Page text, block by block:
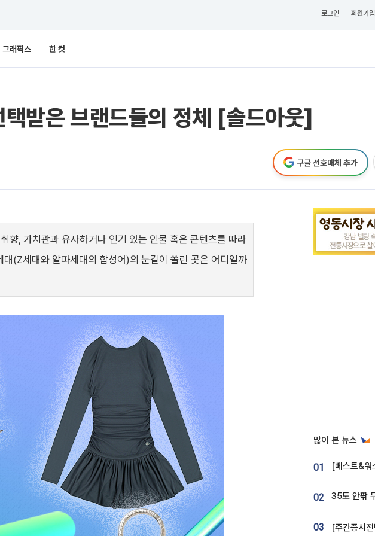
로그인 회원가입
그래픽스 한 컷
받은 브랜드들의 정체 [솔드아웃]
구글 선호매체 추가
향, 가치관과 유사하거나 인기 있는 인물 혹은 콘텐츠를 따라
(Z세대와 알파세대의 합성어)의 눈길이 쏠린 곳은 어디일까
많이 본 뉴스
01
02
03